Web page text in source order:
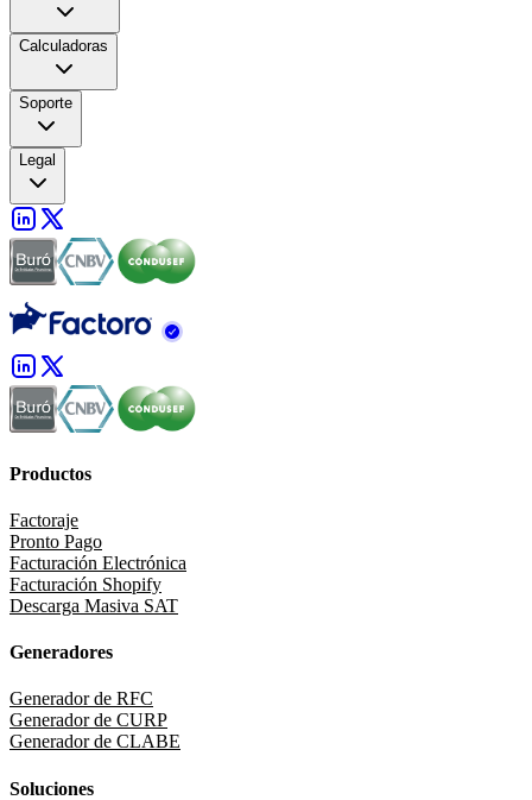
Calculadoras
Soporte
Legal
Productos
Factoraje
Pronto Pago
Facturación Electrónica
Facturación Shopify
Descarga Masiva SAT
Generadores
Generador de RFC
Generador de CURP
Generador de CLABE
Soluciones